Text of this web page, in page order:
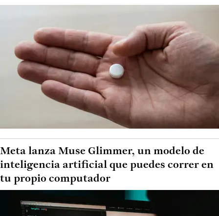
Meta lanza Muse Glimmer, un modelo de
inteligencia artificial que puedes correr en
tu propio computador